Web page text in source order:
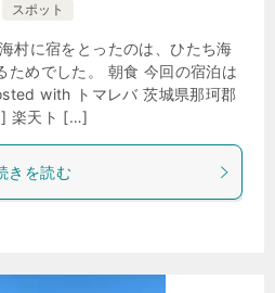
スポット
村に宿をとったのは、ひたち海
ためでした。 朝食 今回の宿泊は
with トマレバ 茨城県那珂郡
楽天ト […]
きを読む